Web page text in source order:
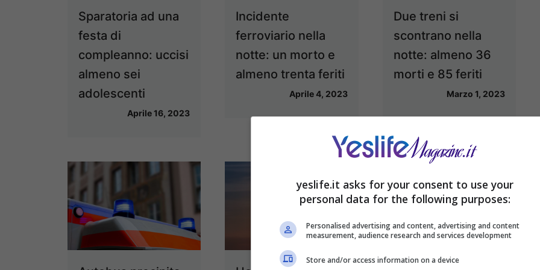
Sparatoria ad una
festa di
compleanno: uccisi
almeno sei
adolescenti
Aprile 16, 2023
Incidente
ferroviario nella
notte: un morto e
almeno trenta feriti
Aprile 4, 2023
Due treni si
scontrano nella
notte: almeno 36
morti e 85 feriti
Marzo 1, 2023
yeslife.it asks for your consent to use your
personal data for the following purposes:
Personalised advertising and content, advertising and content
measurement, audience research and services development
Store and/or access information on a device